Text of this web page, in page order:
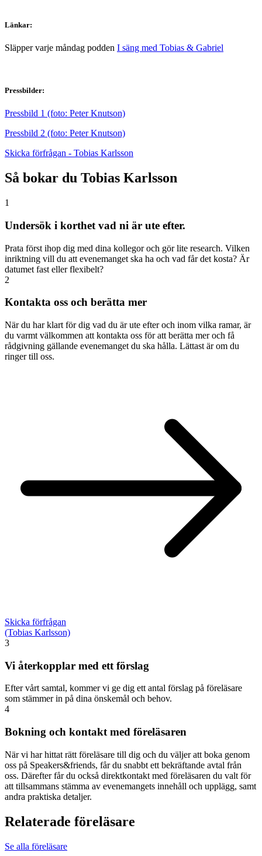
Länkar:
Släpper varje måndag podden I säng med Tobias & Gabriel
Pressbilder:
Pressbild 1 (foto: Peter Knutson)
Pressbild 2 (foto: Peter Knutson)
Skicka förfrågan - Tobias Karlsson
Så bokar du Tobias Karlsson
1
Undersök i korthet vad ni är ute efter.
Prata först ihop dig med dina kollegor och gör lite research. Vilken
inriktning vill du att evenemanget ska ha och vad får det kosta? Är
datumet fast eller flexibelt?
2
Kontakta oss och berätta mer
När du har klart för dig vad du är ute efter och inom vilka ramar, är
du varmt välkommen att kontakta oss för att berätta mer och få
rådgivning gällande evenemanget du ska hålla. Lättast är om du
ringer till oss.
Skicka förfrågan
(Tobias Karlsson)
3
Vi återkopplar med ett förslag
Efter vårt samtal, kommer vi ge dig ett antal förslag på föreläsare
som stämmer in på dina önskemål och behov.
4
Bokning och kontakt med föreläsaren
När vi har hittat rätt föreläsare till dig och du väljer att boka genom
oss på Speakers&friends, får du snabbt ett bekräftande avtal från
oss. Därefter får du också direktkontakt med föreläsaren du valt för
att tillsammans stämma av evenemangets innehåll och upplägg, samt
andra praktiska detaljer.
Relaterade föreläsare
Se alla föreläsare